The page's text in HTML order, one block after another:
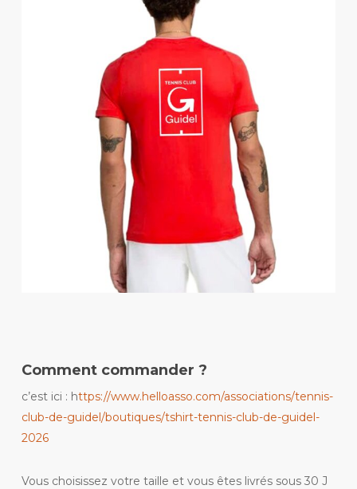
Comment commander ?
c’est ici : https://www.helloasso.com/associations/tennis-
club-de-guidel/boutiques/tshirt-tennis-club-de-guidel-
2026
Vous choisissez votre taille et vous êtes livrés sous 30 J